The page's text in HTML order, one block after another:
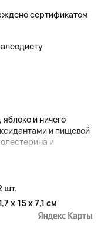
сертификатом
и ничего
и пищевой
и
шт.
x 15 x 7,1 см